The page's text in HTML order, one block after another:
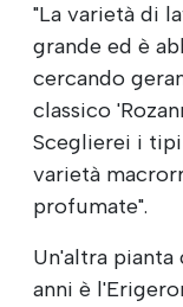
"La varietà di
grande ed è
cercando
classico
Sceglierei i
varietà
profumate".
Un'altra
anni è